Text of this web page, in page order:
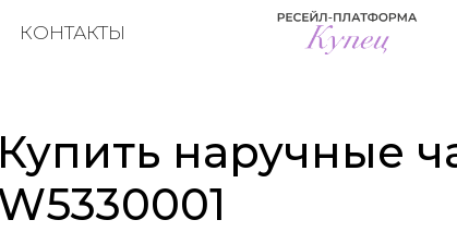
КОНТАКТЫ
Купить наручные